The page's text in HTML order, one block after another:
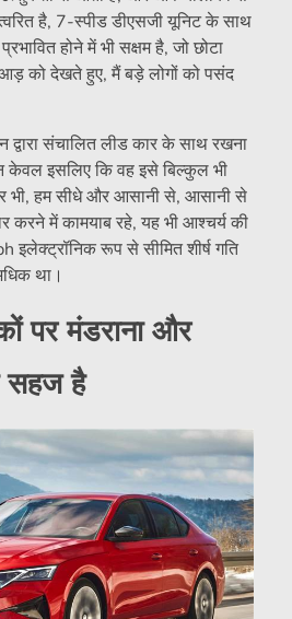
है, 7-स्पीड डीएसजी यूनिट के साथ
होने में भी सक्षम है, जो छोटा
को देखते हुए, मैं बड़े लोगों को पसंद
द्वारा संचालित लीड कार के साथ रखना
केवल इसलिए कि वह इसे बिल्कुल भी
भी, हम सीधे और आसानी से, आसानी से
करने में कामयाब रहे, यह भी आश्चर्य की
इलेक्ट्रॉनिक रूप से सीमित शीर्ष गति
था।
पर मंडराना और
सहज है